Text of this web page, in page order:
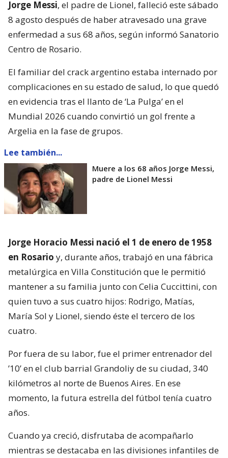
Jorge Messi, el padre de Lionel, falleció este sábado
8 agosto después de haber atravesado una grave
enfermedad a sus 68 años, según informó Sanatorio
Centro de Rosario.
El familiar del crack argentino estaba internado por
complicaciones en su estado de salud, lo que quedó
en evidencia tras el llanto de ‘La Pulga’ en el
Mundial 2026 cuando convirtió un gol frente a
Argelia en la fase de grupos.
Lee también...
Muere a los 68 años Jorge Messi,
padre de Lionel Messi
Jorge Horacio Messi nació el 1 de enero de 1958
en Rosario y, durante años, trabajó en una fábrica
metalúrgica en Villa Constitución que le permitió
mantener a su familia junto con Celia Cuccittini, con
quien tuvo a sus cuatro hijos: Rodrigo, Matías,
María Sol y Lionel, siendo éste el tercero de los
cuatro.
Por fuera de su labor, fue el primer entrenador del
’10’ en el club barrial Grandoliy de su ciudad, 340
kilómetros al norte de Buenos Aires. En ese
momento, la futura estrella del fútbol tenía cuatro
años.
Cuando ya creció, disfrutaba de acompañarlo
mientras se destacaba en las divisiones infantiles de